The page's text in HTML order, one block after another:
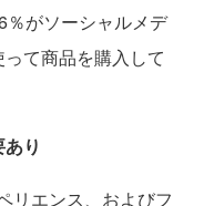
がソーシャルメデ
て商品を購入して
り
リエンス、およびフ